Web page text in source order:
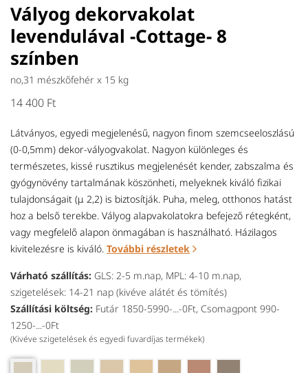
Vályog dekorvakolat
levendulával -Cottage- 8
színben
no,31 mészkőfehér x 15 kg
14 400 Ft
Látványos, egyedi megjelenésű, nagyon finom szemcseeloszlású
(0-0,5mm) dekor-vályogvakolat. Nagyon különleges és
természetes, kissé rusztikus megjelenését kender, zabszalma és
gyógynövény tartalmának köszönheti, melyeknek kiváló fizikai
tulajdonságait (μ 2,2) is biztosítják. Puha, meleg, otthonos hatást
hoz a belső terekbe. Vályog alapvakolatokra befejező rétegként,
vagy megfelelő alapon önmagában is használható. Házilagos
kivitelezésre is kiváló. További részletek
Várható szállítás: GLS: 2-5 m.nap, MPL: 4-10 m.nap,
szigetelések: 14-21 nap (kivéve alátét és tömítés)
Szállítási költség: Futár 1850-5990-...-0Ft, Csomagpont 990-
1250-...-0Ft
(Kivéve szigetelések és egyedi fuvardíjas termékek)